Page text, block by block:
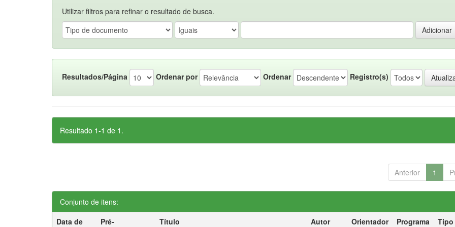
Utilizar filtros para refinar o resultado de busca.
Resultados/Página Ordenar por Ordenar Registro(s)
Resultado 1-1 de 1.
Anterior 1
Conjunto de itens:
Data de
Pré-
Título Autor Orientador Programa
Tipo